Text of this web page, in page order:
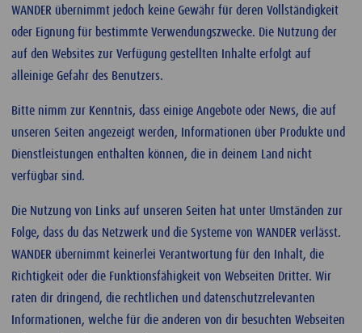
WANDER übernimmt jedoch keine Gewähr für deren Vollständigkeit
oder Eignung für bestimmte Verwendungszwecke. Die Nutzung der
auf den Websites zur Verfügung gestellten Inhalte erfolgt auf
alleinige Gefahr des Benutzers.
Bitte nimm zur Kenntnis, dass einige Angebote oder News, die auf
unseren Seiten angezeigt werden, Informationen über Produkte und
Dienstleistungen enthalten können, die in deinem Land nicht
verfügbar sind.
Die Nutzung von Links auf unseren Seiten hat unter Umständen zur
Folge, dass du das Netzwerk und die Systeme von WANDER verlässt.
WANDER übernimmt keinerlei Verantwortung für den Inhalt, die
Richtigkeit oder die Funktionsfähigkeit von Webseiten Dritter. Wir
raten dir dringend, die rechtlichen und datenschutzrelevanten
Informationen, welche für die anderen von dir besuchten Webseiten